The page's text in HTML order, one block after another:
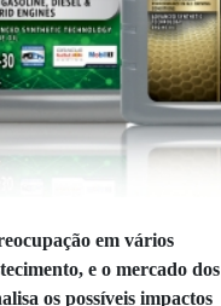
em vários
e o mercado dos
os possíveis impactos